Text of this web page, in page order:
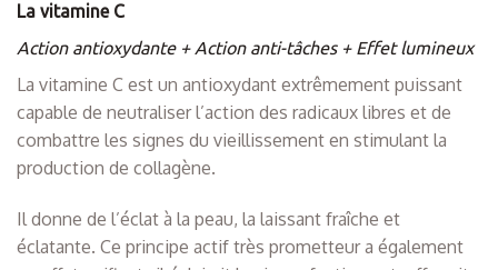
La vitamine C
Action antioxydante + Action anti-tâches + Effet lumineux
La vitamine C est un antioxydant extrêmement puissant
capable de neutraliser l’action des radicaux libres et de
combattre les signes du vieillissement en stimulant la
production de collagène.
Il donne de l’éclat à la peau, la laissant fraîche et
éclatante. Ce principe actif très prometteur a également